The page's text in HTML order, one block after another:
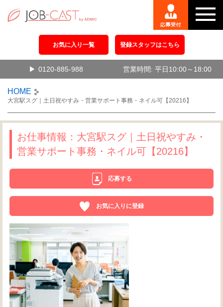
お気に入り一覧 登録スタッフはこちら
0120-885-988 営業時間: 平日10:00～18:00
HOME
大宮駅スグ｜土日祝やすみ・営業サポート事務・ネイル可【20216】
お仕事情報：大宮駅スグ｜土日祝やすみ・
営業サポート事務・ネイル可【20216】
応募する
お気に入りに登録